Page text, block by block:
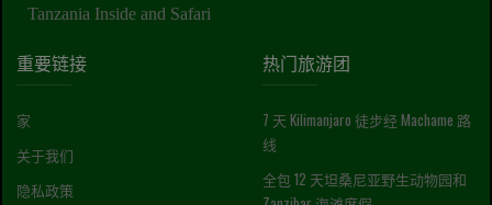
Tanzania Inside and Safari
重要链接
家
关于我们
隐私政策
热门旅游团
7 天 Kilimanjaro 徒步经 Machame 路
线
全包 12 天坦桑尼亚野生动物园和